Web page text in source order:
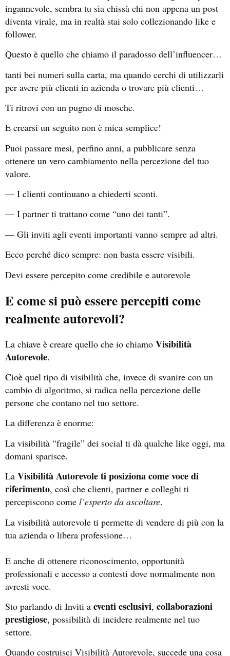
ingannevole, sembra tu sia chissà chi non appena un post
diventa virale, ma in realtà stai solo collezionando like e
follower.
Questo è quello che chiamo il paradosso dell’influencer…
tanti bei numeri sulla carta, ma quando cerchi di utilizzarli
per avere più clienti in azienda o trovare più clienti…
Ti ritrovi con un pugno di mosche.
E crearsi un seguito non è mica semplice!
Puoi passare mesi, perfino anni, a pubblicare senza
ottenere un vero cambiamento nella percezione del tuo
valore.
— I clienti continuano a chiederti sconti.
— I partner ti trattano come “uno dei tanti”.
— Gli inviti agli eventi importanti vanno sempre ad altri.
Ecco perché dico sempre: non basta essere visibili.
Devi essere percepito come credibile e autorevole
E come si può essere percepiti come
realmente autorevoli?
La chiave è creare quello che io chiamo Visibilità
Autorevole.
Cioè quel tipo di visibilità che, invece di svanire con un
cambio di algoritmo, si radica nella percezione delle
persone che contano nel tuo settore.
La differenza è enorme:
La visibilità “fragile” dei social ti dà qualche like oggi, ma
domani sparisce.
La Visibilità Autorevole ti posiziona come voce di
riferimento, così che clienti, partner e colleghi ti
percepiscono come l’esperto da ascoltare.
La visibilità autorevole ti permette di vendere di più con la
tua azienda o libera professione…
E anche di ottenere riconoscimento, opportunità
professionali e accesso a contesti dove normalmente non
avresti voce.
Sto parlando di Inviti a eventi esclusivi, collaborazioni
prestigiose, possibilità di incidere realmente nel tuo
settore.
Quando costruisci Visibilità Autorevole, succede una cosa